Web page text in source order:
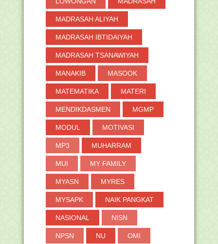
MADRASAH ALIYAH
MADRASAH IBTIDAIYAH
MADRASAH TSANAWIYAH
MANAKIB MASOOK
MATEMATIKA MATERI
MENDIKDASMEN MGMP
MODUL MOTIVASI
MP3 MUHARRAM
MUI MY FAMILY
MYASN MYRES
MYSAPK NAIK PANGKAT
NASIONAL NISN
NPSN NU OMI